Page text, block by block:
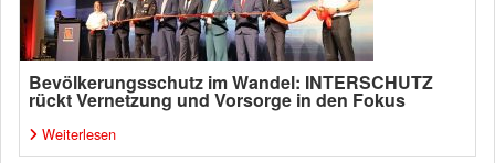
Bevölkerungsschutz im Wandel: INTERSCHUTZ
rückt Vernetzung und Vorsorge in den Fokus
Weiterlesen